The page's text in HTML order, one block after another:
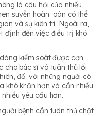
là câu hỏi của nhiều
suyễn hoàn toàn có thể
và sự kiên trì. Ngoài ra,
định đến việc điều trị khó
kiểm soát được cơn
cho bác sĩ và tuân thủ lối
đối với những người có
khó khăn hơn và cần nhiều
yêu cầu hơn.
bệnh cần tuân thủ chặt